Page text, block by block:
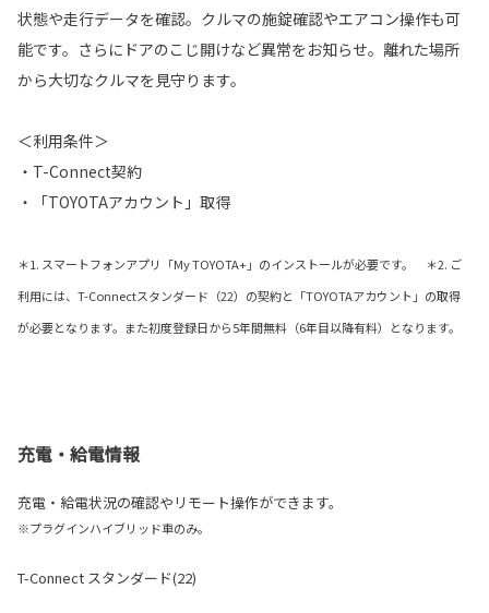
状態や走行データを確認。クルマの施錠確認やエアコン操作も可
能です。さらにドアのこじ開けなど異常をお知らせ。離れた場所
から大切なクルマを見守ります。
＜利用条件＞
・T-Connect契約
・「TOYOTAアカウント」取得
＊1. スマートフォンアプリ「My TOYOTA+」のインストールが必要です。 ＊2. ご
利用には、T-Connectスタンダード（22）の契約と「TOYOTAアカウント」の取得
が必要となります。また初度登録日から5年間無料（6年目以降有料）となります。
充電・給電情報
充電・給電状況の確認やリモート操作ができます。
※プラグインハイブリッド車のみ。
T-Connect スタンダード(22)